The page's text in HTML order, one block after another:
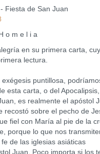
Fiesta de San Juan
H o m e l i a
en su primera carta,
lectura.
puntillosa,
esta carta, o del
es realmente el apóstol
recostó sobre el pecho de
fiel con María al pie de la
porque lo que nos
de las iglesias asiáticas
Juan. Poco importa si los